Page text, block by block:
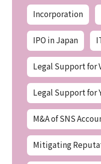
Incorporation
IPO in Japan
Legal Support for
Legal Support for
M&A of SNS
Mitigating